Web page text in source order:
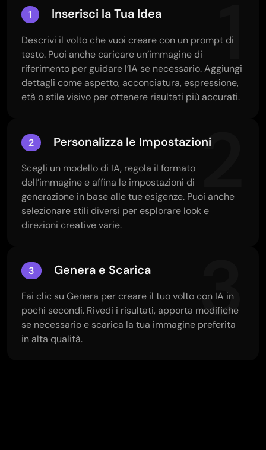
1 Inserisci la Tua Idea 1
Descrivi il volto che vuoi creare con un prompt di
testo. Puoi anche caricare un’immagine di
riferimento per guidare l’IA se necessario. Aggiungi
dettagli come aspetto, acconciatura, espressione,
età o stile visivo per ottenere risultati più accurati.
2 Personalizza le Impostazioni
2
Scegli un modello di IA, regola il formato
dell’immagine e affina le impostazioni di
generazione in base alle tue esigenze. Puoi anche
selezionare stili diversi per esplorare look e
direzioni creative varie.
3 Genera e Scarica 3
Fai clic su Genera per creare il tuo volto con IA in
pochi secondi. Rivedi i risultati, apporta modifiche
se necessario e scarica la tua immagine preferita
in alta qualità.